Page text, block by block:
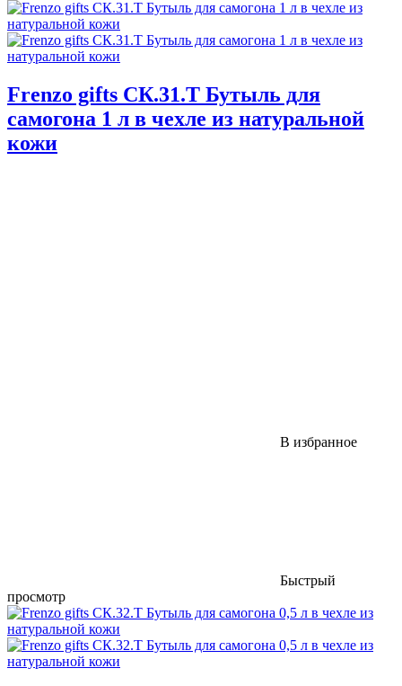
Frenzo gifts СК.31.Т Бутыль для
самогона 1 л в чехле из натуральной
кожи
В избранное
Быстрый
просмотр